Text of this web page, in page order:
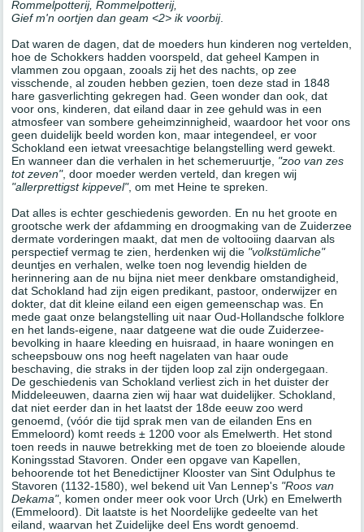
Rommelpotterij, Rommelpotterij,
Gief m'n oortjen dan geam <2> ik voorbij.
Dat waren de dagen, dat de moeders hun kinderen nog vertelden,
hoe de Schokkers hadden voorspeld, dat geheel Kampen in
vlammen zou opgaan, zooals zij het des nachts, op zee
visschende, al zouden hebben gezien, toen deze stad in 1848
hare gasverlichting gekregen had. Geen wonder dan ook, dat
voor ons, kinderen, dat eiland daar in zee gehuld was in een
atmosfeer van sombere geheimzinnigheid, waardoor het voor ons
geen duidelijk beeld worden kon, maar integendeel, er voor
Schokland een ietwat vreesachtige belangstelling werd gewekt.
En wanneer dan die verhalen in het schemeruurtje, "zoo van zes
tot zeven", door moeder werden verteld, dan kregen wij
"allerprettigst kippevel", om met Heine te spreken.
Dat alles is echter geschiedenis geworden. En nu het groote en
grootsche werk der afdamming en droogmaking van de Zuiderzee
dermate vorderingen maakt, dat men de voltooiing daarvan als
perspectief vermag te zien, herdenken wij die "volkstümliche"
deuntjes en verhalen, welke toen nog levendig hielden de
herinnering aan de nu bijna niet meer denkbare omstandigheid,
dat Schokland had zijn eigen predikant, pastoor, onderwijzer en
dokter, dat dit kleine eiland een eigen gemeenschap was. En
mede gaat onze belangstelling uit naar Oud-Hollandsche folklore
en het lands-eigene, naar datgeene wat die oude Zuiderzee-
bevolking in haare kleeding en huisraad, in haare woningen en
scheepsbouw ons nog heeft nagelaten van haar oude
beschaving, die straks in der tijden loop zal zijn ondergegaan.
De geschiedenis van Schokland verliest zich in het duister der
Middeleeuwen, daarna zien wij haar wat duidelijker. Schokland,
dat niet eerder dan in het laatst der 18de eeuw zoo werd
genoemd, (vóór die tijd sprak men van de eilanden Ens en
Emmeloord) komt reeds ± 1200 voor als Emelwerth. Het stond
toen reeds in nauwe betrekking met de toen zo bloeiende aloude
Koningsstad Stavoren. Onder een opgave van Kapellen,
behoorende tot het Benedictijner Klooster van Sint Odulphus te
Stavoren (1132-1580), wel bekend uit Van Lennep's "Roos van
Dekama", komen onder meer ook voor Urch (Urk) en Emelwerth
(Emmeloord). Dit laatste is het Noordelijke gedeelte van het
eiland, waarvan het Zuidelijke deel Ens wordt genoemd.